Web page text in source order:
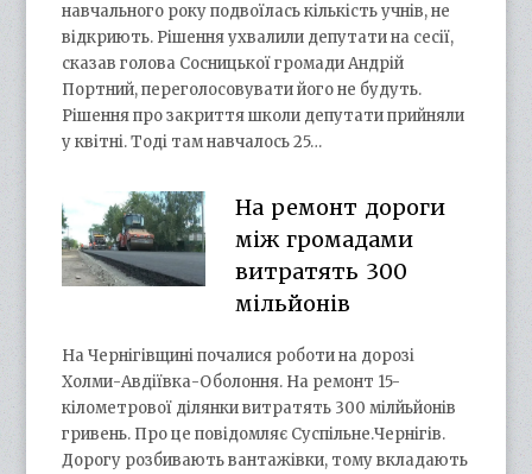
навчального року подвоїлась кількість учнів, не
відкриють. Рішення ухвалили депутати на сесії,
сказав голова Сосницької громади Андрій
Портний, переголосовувати його не будуть.
Рішення про закриття школи депутати прийняли
у квітні. Тоді там навчалось 25…
На ремонт дороги
між громадами
витратять 300
мільйонів
На Чернігівщині почалися роботи на дорозі
Холми-Авдіївка-Оболоння. На ремонт 15-
кілометрової ділянки витратять 300 мілйьйонів
гривень. Про це повідомляє Суспільне.Чернігів.
Дорогу розбивають вантажівки, тому вкладають